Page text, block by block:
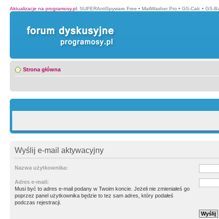
Aktualizacje na programosy.pl: SUPERAntiSpyware Free • MailWasher Pro • GS-Calc • GS-
Strona główna
Wyślij e-mail aktywacyjny
Nazwa użytkownika:
Adres e-mail:
Musi być to adres e-mail podany w Twoim koncie. Jeżeli nie zmieniałeś go
poprzez panel użytkownika będzie to tez sam adres, który podałeś
podczas rejestracji.